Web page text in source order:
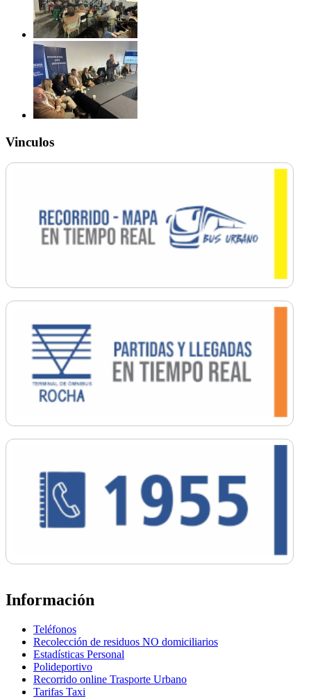
Vinculos
Información
Teléfonos
Recolección de residuos NO domiciliarios
Estadísticas Personal
Polideportivo
Recorrido online Trasporte Urbano
Tarifas Taxi